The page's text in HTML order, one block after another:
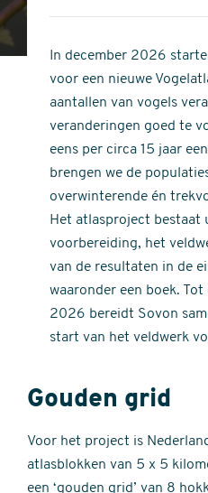
stars
of
stars
In december 2026
voor een nieuwe
aantallen van vogels
veranderingen goed te
eens per circa 15 jaar
brengen we de
overwinterende én
Het atlasproject bestaat
voorbereiding, het
van de resultaten in de
waaronder een boek.
2026 bereidt Sovon
start van het veldwerk
Gouden grid
Voor het project is
atlasblokken van 5 x 5
een ‘gouden grid’ van 8